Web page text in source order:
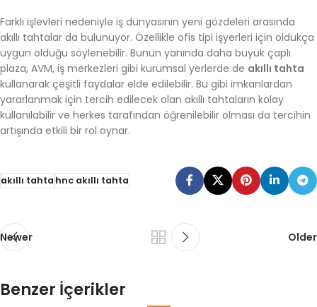
Farklı işlevleri nedeniyle iş dünyasının yeni gözdeleri arasında
akıllı tahtalar da bulunuyor. Özellikle ofis tipi işyerleri için oldukça
uygun olduğu söylenebilir. Bunun yanında daha büyük çaplı
plaza, AVM, iş merkezleri gibi kurumsal yerlerde de akıllı tahta
kullanarak çeşitli faydalar elde edilebilir. Bu gibi imkanlardan
yararlanmak için tercih edilecek olan akıllı tahtaların kolay
kullanılabilir ve herkes tarafından öğrenilebilir olması da tercihin
artışında etkili bir rol oynar.
akıllı tahtahnc akıllı tahta
Newer Older
Benzer İçerikler